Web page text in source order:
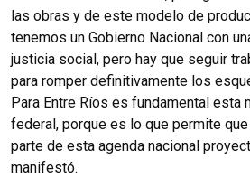
las obras y de este modelo de
tenemos un Gobierno Nacional con
justicia social, pero hay que seguir
para romper definitivamente los
Para Entre Ríos es fundamental esta
federal, porque es lo que permite
parte de esta agenda nacional
manifestó.